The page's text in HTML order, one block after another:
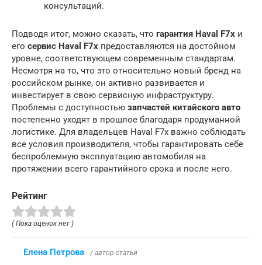
консультаций.
Подводя итог, можно сказать, что гарантия Haval F7x и
его сервис Haval F7x предоставляются на достойном
уровне, соответствующем современным стандартам.
Несмотря на то, что это относительно новый бренд на
российском рынке, он активно развивается и
инвестирует в свою сервисную инфраструктуру.
Проблемы с доступностью запчастей китайского авто
постепенно уходят в прошлое благодаря продуманной
логистике. Для владельцев Haval F7x важно соблюдать
все условия производителя, чтобы гарантировать себе
беспроблемную эксплуатацию автомобиля на
протяжении всего гарантийного срока и после него.
Рейтинг
( Пока оценок нет )
Елена Петрова / автор статьи